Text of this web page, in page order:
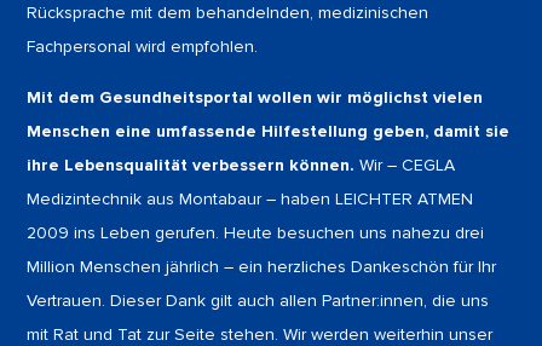
Rücksprache mit dem behandelnden, medizinischen
Fachpersonal wird empfohlen.
Mit dem Gesundheitsportal wollen wir möglichst vielen
Menschen eine umfassende Hilfestellung geben, damit sie
ihre Lebensqualität verbessern können. Wir – CEGLA
Medizintechnik aus Montabaur – haben LEICHTER ATMEN
2009 ins Leben gerufen. Heute besuchen uns nahezu drei
Million Menschen jährlich – ein herzliches Dankeschön für Ihr
Vertrauen. Dieser Dank gilt auch allen Partner:innen, die uns
mit Rat und Tat zur Seite stehen. Wir werden weiterhin unser